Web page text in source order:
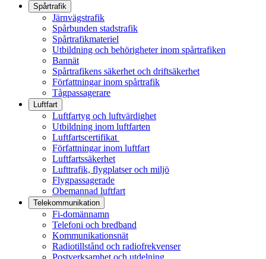
Spårtrafik
Järnvägstrafik
Spårbunden stadstrafik
Spårtrafikmateriel
Utbildning och behörigheter inom spårtrafiken
Bannät
Spårtrafikens säkerhet och driftsäkerhet
Författningar inom spårtrafik
Tågpassagerare
Luftfart
Luftfartyg och luftvärdighet
Utbildning inom luftfarten
Luftfartscertifikat
Författningar inom luftfart
Luftfartssäkerhet
Lufttrafik, flygplatser och miljö
Flygpassagerade
Obemannad luftfart
Telekommunikation
Fi-domännamn
Telefoni och bredband
Kommunikationsnät
Radiotillstånd och radiofrekvenser
Postverksamhet och utdelning